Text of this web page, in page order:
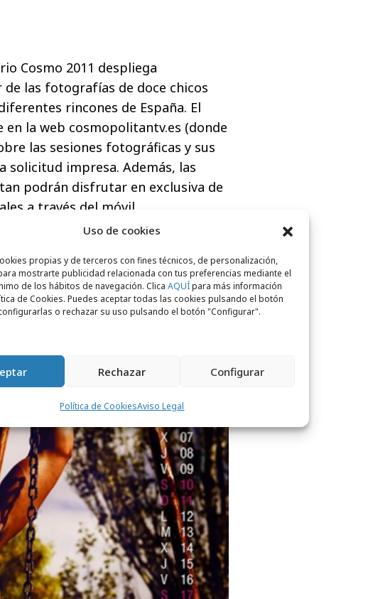
Uso de cookies
propias y de terceros con fines técnicos, de personalización,
mostrarte publicidad relacionada con tus preferencias mediante el
de los hábitos de navegación. Clica AQUÍpara más información
de Cookies. Puedes aceptar todas las cookies pulsando el botón
o rechazar su uso pulsando el botón "Configurar".
Rechazar Configurar
Política de CookiesAviso Legal
Cosmo 2011 despliega
las fotografías de doce chicos
rincones de España. El
en la web cosmopolitantv.es (donde
las sesiones fotográficas y sus
solicitud impresa. Además, las
podrán disfrutar en exclusiva de
a través del móvil.